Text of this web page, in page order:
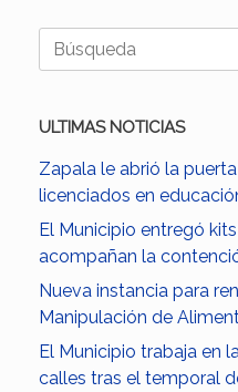
Buscar:
ULTIMAS NOTICIAS
Zapala le abrió la
licenciados en
El Municipio entregó
acompañan la
Nueva instancia para
Manipulación de
El Municipio trabaja en
calles tras el temporal